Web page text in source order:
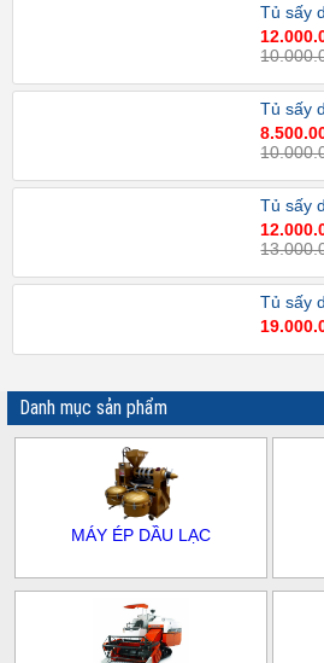
Tủ sấy
Tủ sấy
Tủ sấy
Tủ sấy
Danh mục sản phẩm
MÁY ÉP DẦU LẠC